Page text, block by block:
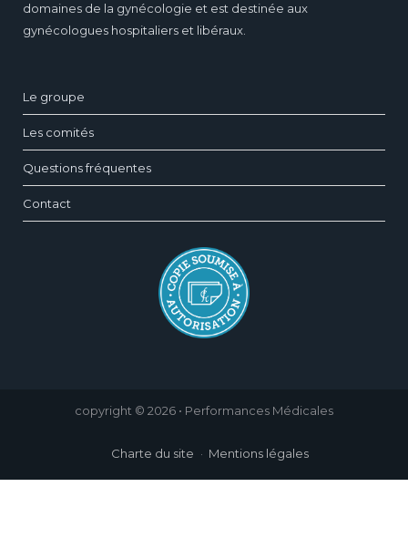
domaines de la gynécologie et est destinée aux
gynécologues hospitaliers et libéraux.
Le groupe
Les comités
Questions fréquentes
Contact
copyright © 2026 • Performances Médicales
Charte du site Mentions légales